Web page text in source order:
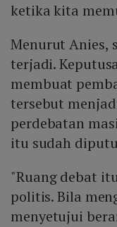
ketika kita
Menurut Anies,
terjadi.
membuat
tersebut
perdebatan
itu sudah
"Ruang debat
politis. Bila
menyetujui